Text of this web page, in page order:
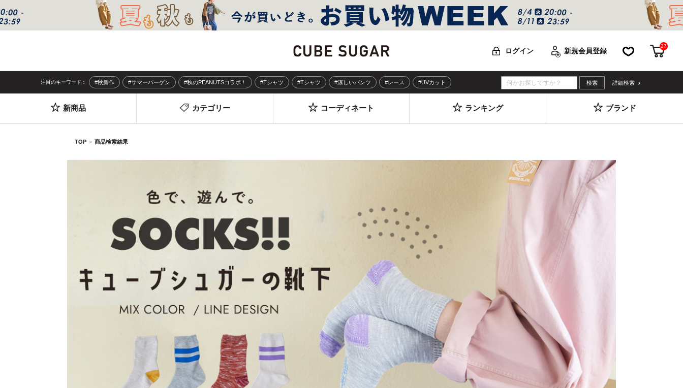
ログイン 新規会員登録 お気に入りカート
27
注目のキーワード： #秋新作 #サマーバーゲン #秋のPEANUTSコラボ！ #Tシャツ #Tシャツ #涼しいパンツ #レース #UVカット 詳細検索
新商品 カテゴリー コーディネート ランキング ブランド
TOP 商品検索結果